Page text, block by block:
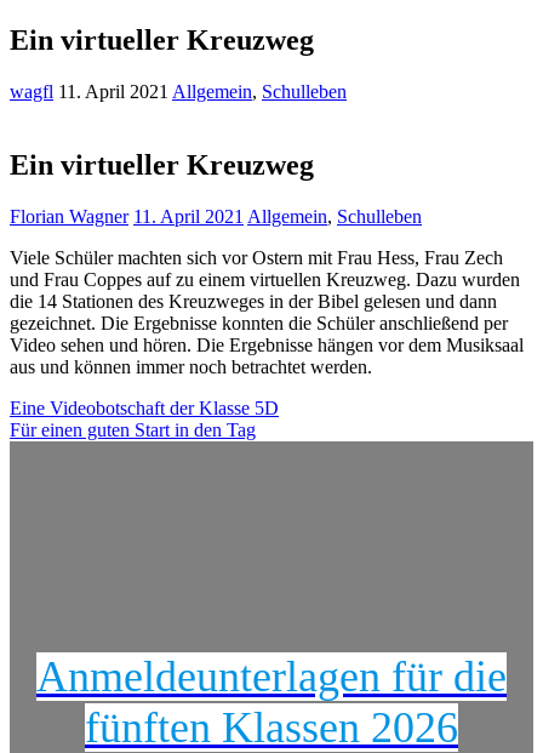
Ein virtueller Kreuzweg
wagfl 11. April 2021 Allgemein, Schulleben
Ein virtueller Kreuzweg
Florian Wagner 11. April 2021 Allgemein, Schulleben
Viele Schüler machten sich vor Ostern mit Frau Hess, Frau Zech
und Frau Coppes auf zu einem virtuellen Kreuzweg. Dazu wurden
die 14 Stationen des Kreuzweges in der Bibel gelesen und dann
gezeichnet. Die Ergebnisse konnten die Schüler anschließend per
Video sehen und hören. Die Ergebnisse hängen vor dem Musiksaal
aus und können immer noch betrachtet werden.
Beitragsnavigation
Eine Videobotschaft der Klasse 5D
Für einen guten Start in den Tag
Anmeldeunterlagen für die
fünften Klassen 2026